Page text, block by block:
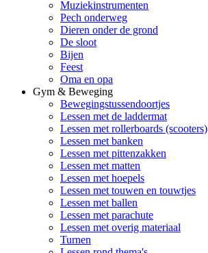
Muziekinstrumenten
Pech onderweg
Dieren onder de grond
De sloot
Bijen
Feest
Oma en opa
Gym & Beweging
Bewegingstussendoortjes
Lessen met de laddermat
Lessen met rollerboards (scooters)
Lessen met banken
Lessen met pittenzakken
Lessen met matten
Lessen met hoepels
Lessen met touwen en touwtjes
Lessen met ballen
Lessen met parachute
Lessen met overig materiaal
Turnen